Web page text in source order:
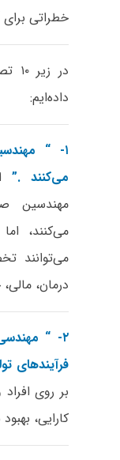
خطراتی
داده‌ایم:
۱- “
می‌کنند .”
مهندسین
می‌کنند،
می‌توانند
درمان،
۲- “
فرآیندهای
بر روی
کارایی،